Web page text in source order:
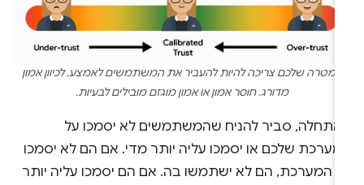
המטרה שלכם צריכה להיות להעביר את המשתמשים לאמצע, לכיוון אמון
מדורג. חוסר אמון או אמון מוגזם מובילים לבעיות.
סביר להניח שהמשתמשים לא יסמכו על
שלכם או יסמכו עליה יותר מדי. אם הם לא יסמכו
המערכת, הם לא ישתמשו בה. אם הם יסמכו עליה יותר